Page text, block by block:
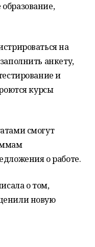
на
анкету,
и
курсы
смогут
о работе.
о том,
новую